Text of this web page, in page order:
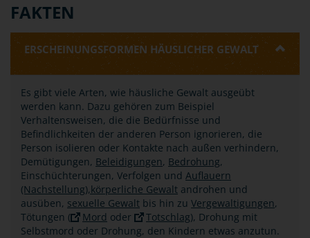
FAKTEN
ERSCHEINUNGSFORMEN HÄUSLICHER GEWALT
Es gibt viele Arten, wie häusliche Gewalt ausgeübt
werden kann. Dazu gehören zum Beispiel
Verhaltensweisen, die die Bedürfnisse und
Befindlichkeiten der anderen Person ignorieren, die
Person isolieren oder Kontakte nach außen verhindern,
Demütigungen, Beleidigungen, Bedrohung,
Einschüchterungen, Verfolgen und Auflauern
(Nachstellung),körperliche Gewalt androhen und
ausüben, sexuelle Gewalt bis hin zu Vergewaltigungen,
Tötungen (
Mord oder Totschlag), Drohung mit
Selbstmord oder Drohung, den Kindern etwas anzutun.